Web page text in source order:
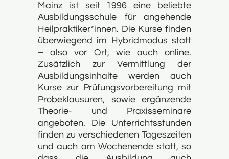
Mainz ist seit 1996 eine beliebte
Ausbildungsschule für angehende
Heilpraktiker*innen. Die Kurse finden
überwiegend im Hybridmodus statt
– also vor Ort, wie auch online.
Zusätzlich zur Vermittlung der
Ausbildungsinhalte werden auch
Kurse zur Prüfungsvorbereitung mit
Probeklausuren, sowie ergänzende
Theorie- und Praxisseminare
angeboten. Die Unterrichtsstunden
finden zu verschiedenen Tageszeiten
und auch am Wochenende statt, so